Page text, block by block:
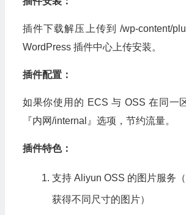
插件下载解压上传到 /wp-content/
WordPress 插件中心上传安装。
插件配置：
如果你使用的 ECS 与 OSS 在同一
『内网/internal』选项，节约流量。
插件特色：
支持 Aliyun OSS 的图片服务
获得不同尺寸的图片）